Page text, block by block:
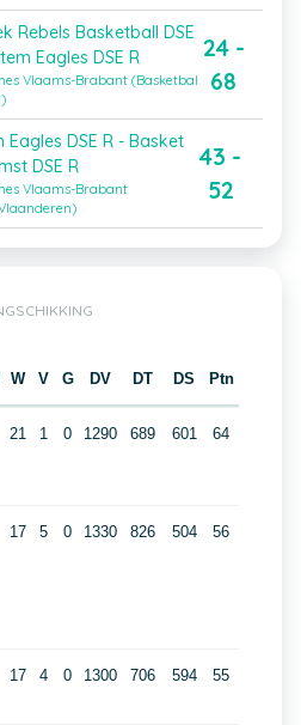
Rebels Basketball DSE
Eagles DSE R
Vlaams-Brabant (Basketbal
24 -
68
Eagles DSE R - Basket
DSE R
Vlaams-Brabant
43 -
52
W V G DV DT DS Ptn
21 1 0 1290 689 601 64
17 5 0 1330 826 504 56
17 4 0 1300 706 594 55